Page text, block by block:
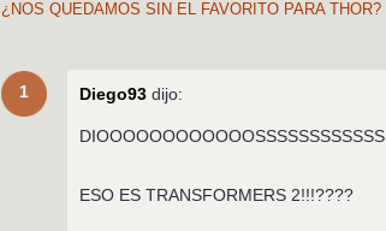
¿NOS QUEDAMOS SIN EL FAVORITO PARA
1 Diego93 dijo:
ESO ES TRANSFORMERS 2!!!????